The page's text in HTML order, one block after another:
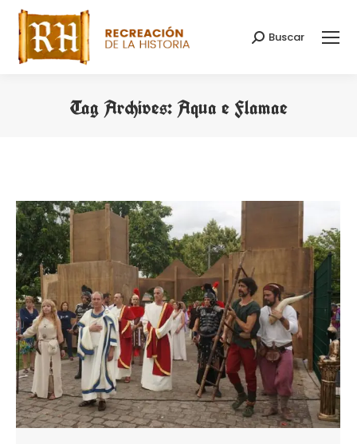
Search:
Buscar
Tag Archives:Aqua e Flamae